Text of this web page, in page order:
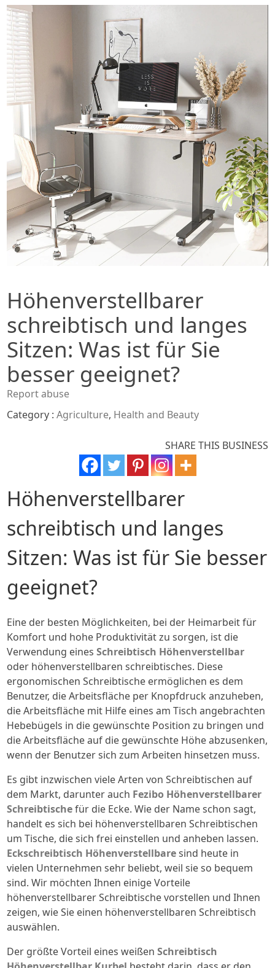
Höhenverstellbarer
schreibtisch und langes
Sitzen: Was ist für Sie
besser geeignet?
Report abuse
Category :Agriculture, Health and Beauty
SHARE THIS BUSINESS
Höhenverstellbarer
schreibtisch und langes
Sitzen: Was ist für Sie besser
geeignet?
Eine der besten Möglichkeiten, bei der Heimarbeit für
Komfort und hohe Produktivität zu sorgen, ist die
Verwendung einesSchreibtisch Höhenverstellbar
oder höhenverstellbaren schreibtisches. Diese
ergonomischen Schreibtische ermöglichen es dem
Benutzer, die Arbeitsfläche per Knopfdruck anzuheben,
die Arbeitsfläche mit Hilfe eines am Tisch angebrachten
Hebebügels in die gewünschte Position zu bringen und
die Arbeitsfläche auf die gewünschte Höhe abzusenken,
wenn der Benutzer sich zum Arbeiten hinsetzen muss.
Es gibt inzwischen viele Arten von Schreibtischen auf
dem Markt, darunter auch Fezibo Höhenverstellbarer
Schreibtischefür die Ecke. Wie der Name schon sagt,
handelt es sich bei höhenverstellbaren Schreibtischen
um Tische, die sich frei einstellen und anheben lassen.
Eckschreibtisch Höhenverstellbaresind heute in
vielen Unternehmen sehr beliebt, weil sie so bequem
sind. Wir möchten Ihnen einige Vorteile
höhenverstellbarer Schreibtische vorstellen und Ihnen
zeigen, wie Sie einen höhenverstellbaren Schreibtisch
auswählen.
Der größte Vorteil eines weißenSchreibtisch